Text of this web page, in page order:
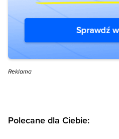
Reklama
Polecane dla Ciebie: